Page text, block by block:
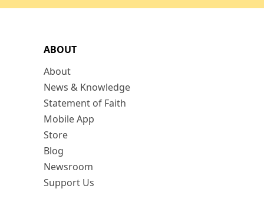
ABOUT
About
News & Knowledge
Statement of Faith
Mobile App
Store
Blog
Newsroom
Support Us